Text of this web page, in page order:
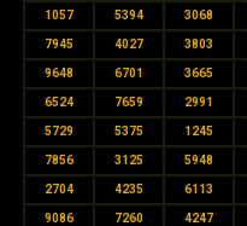
1057 5394 3068
7945 4027 3803
9648 6701 3665
6524 7659 2991
5729 5375 1245
7856 3125 5948
2704 4235 6113
9086 7260 4247